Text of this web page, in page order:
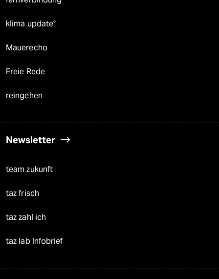
klima update°
Mauerecho
Freie Rede
reingehen
Newsletter
team zukunft
taz frisch
taz zahl ich
taz lab Infobrief